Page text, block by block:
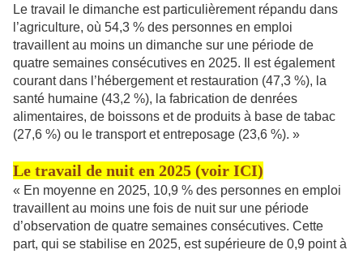
Le travail le dimanche est particulièrement répandu dans
l’agriculture, où 54,3 % des personnes en emploi
travaillent au moins un dimanche sur une période de
quatre semaines consécutives en 2025. Il est également
courant dans l’hébergement et restauration (47,3 %), la
santé humaine (43,2 %), la fabrication de denrées
alimentaires, de boissons et de produits à base de tabac
(27,6 %) ou le transport et entreposage (23,6 %). »
Le travail de nuit en 2025 (voir ICI)
« En moyenne en 2025, 10,9 % des personnes en emploi
travaillent au moins une fois de nuit sur une période
d’observation de quatre semaines consécutives. Cette
part, qui se stabilise en 2025, est supérieure de 0,9 point à